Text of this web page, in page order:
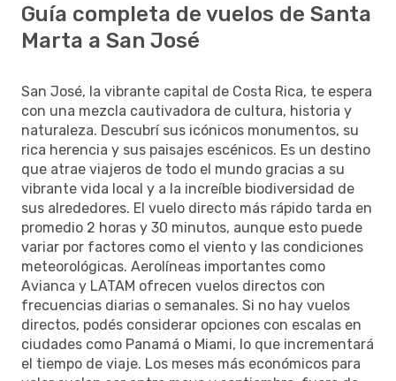
Guía completa de vuelos de Santa
Marta a San José
San José, la vibrante capital de Costa Rica, te espera
con una mezcla cautivadora de cultura, historia y
naturaleza. Descubrí sus icónicos monumentos, su
rica herencia y sus paisajes escénicos. Es un destino
que atrae viajeros de todo el mundo gracias a su
vibrante vida local y a la increíble biodiversidad de
sus alrededores. El vuelo directo más rápido tarda en
promedio 2 horas y 30 minutos, aunque esto puede
variar por factores como el viento y las condiciones
meteorológicas. Aerolíneas importantes como
Avianca y LATAM ofrecen vuelos directos con
frecuencias diarias o semanales. Si no hay vuelos
directos, podés considerar opciones con escalas en
ciudades como Panamá o Miami, lo que incrementará
el tiempo de viaje. Los meses más económicos para